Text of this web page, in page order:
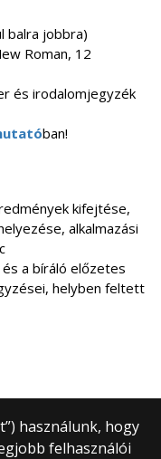
balra jobbra)
Roman, 12
és irodalomjegyzék
ban!
kifejtése,
alkalmazási
a bíráló előzetes
helyben feltett
használunk, hogy
felhasználói